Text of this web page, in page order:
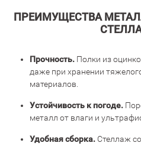
ПРЕИМУЩЕСТВА
Прочность. Полки из
даже при хранении
материалов.
Устойчивость к погоде.
металл от влаги и
Удобная сборка. Стеллаж